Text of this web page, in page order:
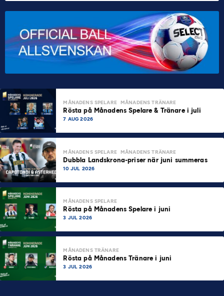
MÅNADENS SPELARE MÅNADENS TRÄNARE
Rösta på Månadens Spelare & Tränare i juli
7 AUG 2026
MÅNADENS SPELARE MÅNADENS TRÄNARE
Dubbla Landskrona-priser när juni summeras
10 JUL 2026
MÅNADENS SPELARE
Rösta på Månadens Spelare i juni
3 JUL 2026
MÅNADENS TRÄNARE
Rösta på Månadens Tränare i juni
3 JUL 2026